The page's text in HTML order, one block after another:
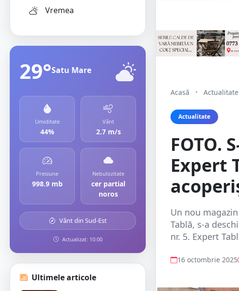
Vremea
29°Satu Mare
Umiditate
44%
Vânt
2.7 m/s
Presiune
998.9 mb
Nebulozitate
cer partial
noros
Vânt din Sud-Est
Actualizat: 10:00
Ultimele articole
Acasă • Actualitate
Actualitate
FOTO.
Expert
Un nou
Tablă, s-a
nr. 5. Expert
16 octombrie 2025